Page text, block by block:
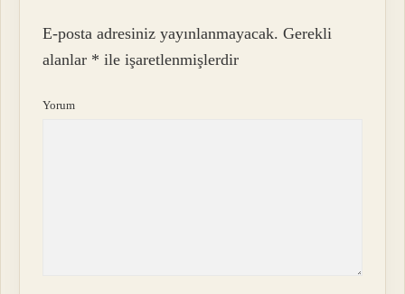
E-posta adresiniz yayınlanmayacak. Gerekli
alanlar * ile işaretlenmişlerdir
Yorum